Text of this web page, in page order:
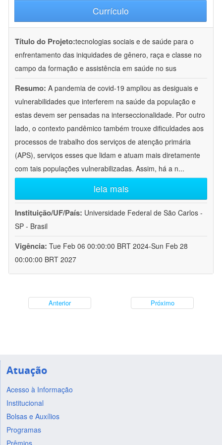
Currículo
Título do Projeto:tecnologias sociais e de saúde para o
enfrentamento das iniquidades de gênero, raça e classe no
campo da formação e assistência em saúde no sus
Resumo: A pandemia de covid-19 ampliou as desiguais e
vulnerabilidades que interferem na saúde da população e
estas devem ser pensadas na interseccionalidade. Por outro
lado, o contexto pandêmico também trouxe dificuldades aos
processos de trabalho dos serviços de atenção primária
(APS), serviços esses que lidam e atuam mais diretamente
com tais populações vulnerabilizadas. Assim, há a n...
leia mais
Instituição/UF/País: Universidade Federal de São Carlos -
SP - Brasil
Vigência: Tue Feb 06 00:00:00 BRT 2024-Sun Feb 28
00:00:00 BRT 2027
Anterior Próximo
Atuação
Acesso à Informação
Institucional
Bolsas e Auxílios
Programas
Prêmios